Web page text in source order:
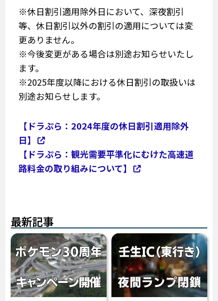
※休日割引適用除外日において、深夜割引
等、休日割引以外の割引の適用については変
更ありません。
※今後変更がある場合は別途お知らせいたし
ます。
※2025年度以降における休日割引の取扱いは
別途お知らせします。
【ドラぷら：2024年度の休日割引適用除外
日】
【ドラぷら：観光需要平準化にむけた高速道
路料金の取り組みについて】
最新記事